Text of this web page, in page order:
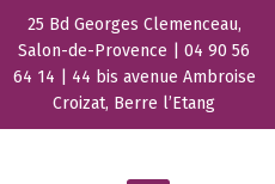
25 Bd Georges Clemenceau,
Salon-de-Provence | 04 90 56
64 14 | 44 bis avenue Ambroise
Croizat, Berre l’Etang